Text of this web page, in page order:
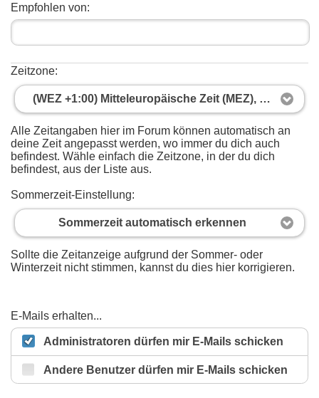
Empfohlen von:
Zeitzone:
(WEZ +1:00) Mitteleuropäische Zeit (MEZ), Berlin, Madrid, Paris
Alle Zeitangaben hier im Forum können automatisch an
deine Zeit angepasst werden, wo immer du dich auch
befindest. Wähle einfach die Zeitzone, in der du dich
befindest, aus der Liste aus.
Sommerzeit-Einstellung:
Sommerzeit automatisch erkennen
Sollte die Zeitanzeige aufgrund der Sommer- oder
Winterzeit nicht stimmen, kannst du dies hier korrigieren.
E-Mails erhalten...
Administratoren dürfen mir E-Mails schicken
Andere Benutzer dürfen mir E-Mails schicken